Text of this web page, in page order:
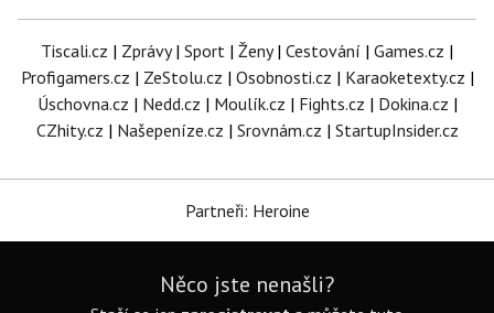
Tiscali.cz | Zprávy| Sport | Ženy| Cestování | Games.cz |
Profigamers.cz | ZeStolu.cz | Osobnosti.cz | Karaoketexty.cz |
Úschovna.cz | Nedd.cz | Moulík.cz | Fights.cz | Dokina.cz |
CZhity.cz | Našepeníze.cz | Srovnám.cz | StartupInsider.cz
Partneři: Heroine
Něco jste nenašli?